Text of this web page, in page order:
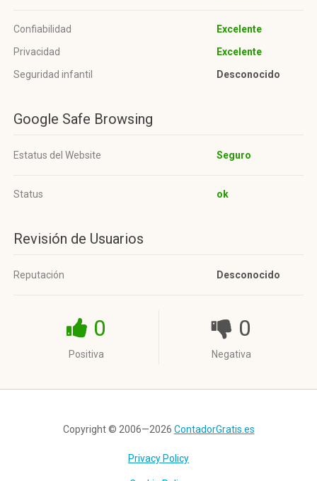
Confiabilidad
Excelente
Privacidad
Excelente
Seguridad infantil
Desconocido
Google Safe Browsing
Estatus del Website Seguro
Status ok
Revisión de Usuarios
Reputación Desconocido
0
Positiva
0
Negativa
Copyright © 2006—2026 ContadorGratis.es
Privacy Policy